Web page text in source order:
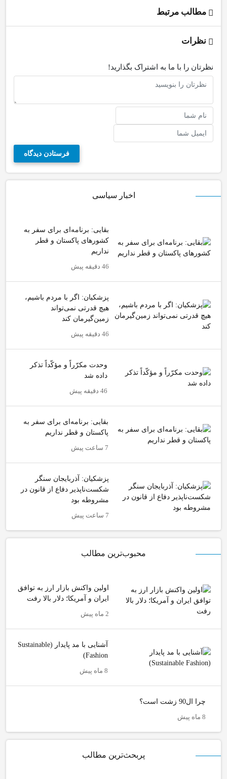
مطالب مرتبط
نظرات
نظرتان را با ما به اشتراک بگذارید!
اخبار سیاسی
بقایی: برنامه‌ای برای سفر به
کشورهای پاکستان و قطر
نداریم
46 دقیقه پیش
پزشکیان: اگر با مردم باشیم،
هیچ قدرتی نمی‌تواند
زمین‌گیرمان کند
46 دقیقه پیش
وحدت مکرّراً و مؤکّداً تذکر
داده شد
46 دقیقه پیش
بقایی: برنامه‌ای برای سفر به
پاکستان و قطر نداریم
7 ساعت پیش
پزشکیان: آذربایجان سنگر
شکست‌ناپذیر دفاع از قانون در
مشروطه بود
7 ساعت پیش
محبوب‌ترین مطالب
اولین واکنش بازار ارز به توافق
ایران و آمریکا؛ دلار بالا رفت
2 ماه پیش
آشنایی با مد پایدار (Sustainable
Fashion)
8 ماه پیش
چرا ال90 زشت است؟
8 ماه پیش
پربحث‌ترین مطالب